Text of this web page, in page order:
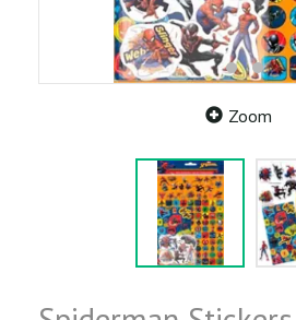
Zoom